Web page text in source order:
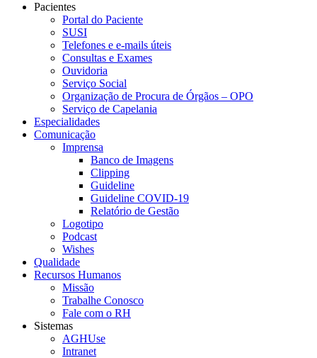
Pacientes
Portal do Paciente
SUSI
Telefones e e-mails úteis
Consultas e Exames
Ouvidoria
Serviço Social
Organização de Procura de Órgãos – OPO
Serviço de Capelania
Especialidades
Comunicação
Imprensa
Banco de Imagens
Clipping
Guideline
Guideline COVID-19
Relatório de Gestão
Logotipo
Podcast
Wishes
Qualidade
Recursos Humanos
Missão
Trabalhe Conosco
Fale com o RH
Sistemas
AGHUse
Intranet